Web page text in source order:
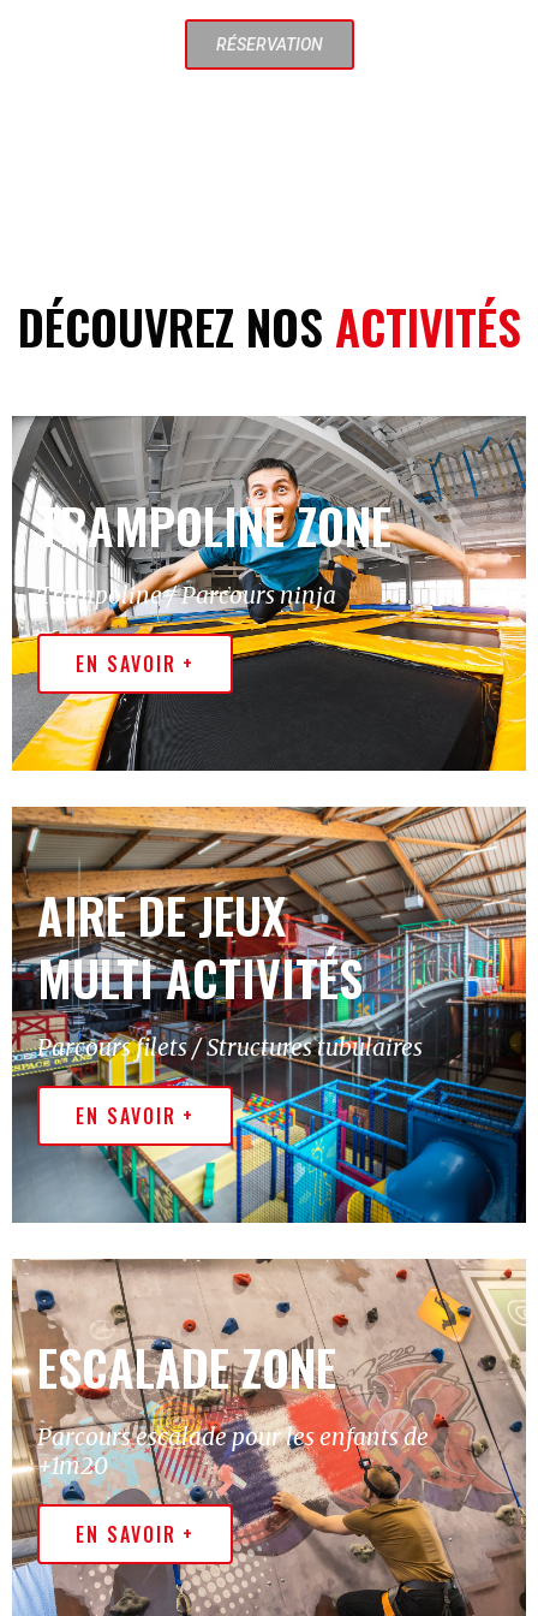
RÉSERVATION
DÉCOUVREZ NOS ACTIVITÉS
TRAMPOLINE ZONE
Trampoline / Parcours ninja
EN SAVOIR +
AIRE DE JEUX
MULTI ACTIVITÉS
Parcours filets / Structures tubulaires
EN SAVOIR +
ESCALADE ZONE
Parcours escalade pour les enfants de
+1m20
EN SAVOIR +